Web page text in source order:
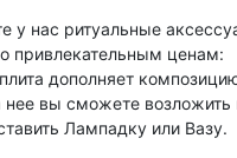
у нас ритуальные
привлекательным ценам:
дополняет
нее вы сможете
Лампадку или Вазу.